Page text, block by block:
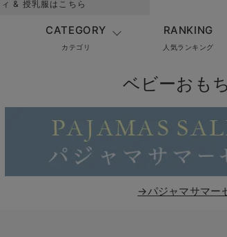
& 授乳服はこちら
CATEGORY
カテゴリ
RANKING
人気ランキング
ベビーおも
→パジャマサマー